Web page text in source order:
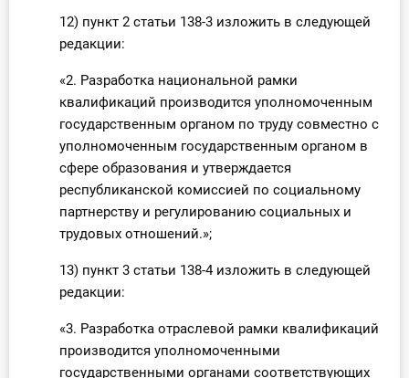
12) пункт 2 статьи 138-3 изложить в следующей
редакции:
«2. Разработка национальной рамки
квалификаций производится уполномоченным
государственным органом по труду совместно с
уполномоченным государственным органом в
сфере образования и утверждается
республиканской комиссией по социальному
партнерству и регулированию социальных и
трудовых отношений.»;
13) пункт 3 статьи 138-4 изложить в следующей
редакции:
«3. Разработка отраслевой рамки квалификаций
производится уполномоченными
государственными органами соответствующих